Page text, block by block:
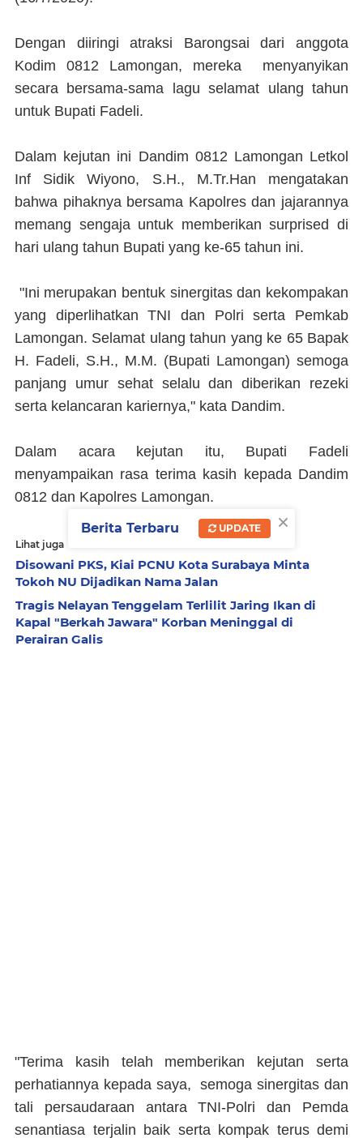
Dengan diiringi atraksi Barongsai dari anggota
Kodim 0812 Lamongan, mereka menyanyikan
secara bersama-sama lagu selamat ulang tahun
untuk Bupati Fadeli.
Dalam kejutan ini Dandim 0812 Lamongan Letkol
Inf Sidik Wiyono, S.H., M.Tr.Han mengatakan
bahwa pihaknya bersama Kapolres dan jajarannya
memang sengaja untuk memberikan surprised di
hari ulang tahun Bupati yang ke-65 tahun ini.
"Ini merupakan bentuk sinergitas dan kekompakan
yang diperlihatkan TNI dan Polri serta Pemkab
Lamongan. Selamat ulang tahun yang ke 65 Bapak
H. Fadeli, S.H., M.M. (Bupati Lamongan) semoga
panjang umur sehat selalu dan diberikan rezeki
serta kelancaran kariernya," kata Dandim.
Dalam acara kejutan itu, Bupati Fadeli
menyampaikan rasa terima kasih kepada Dandim
0812 dan Kapolres Lamongan.
Lihat juga
Disowani PKS, Kiai PCNU Kota Surabaya Minta
Tokoh NU Dijadikan Nama Jalan
Tragis Nelayan Tenggelam Terlilit Jaring Ikan di
Kapal "Berkah Jawara" Korban Meninggal di
Perairan Galis
"Terima kasih telah memberikan kejutan serta
perhatiannya kepada saya, semoga sinergitas dan
tali persaudaraan antara TNI-Polri dan Pemda
senantiasa terjalin baik serta kompak terus demi
×
Berita Terbaru UPDATE